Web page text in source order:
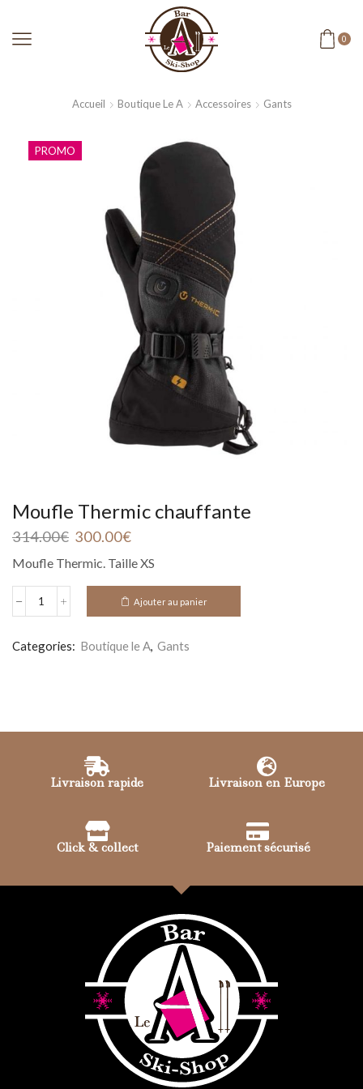
0
Accueil Boutique Le A Accessoires Gants
PROMO
Moufle Thermic chauffante
314.00€ 300.00€
Moufle Thermic. Taille XS
Ajouter au panier
Categories: Boutique le A, Gants
Livraison rapide Livraison en Europe
Click & collect Paiement sécurisé